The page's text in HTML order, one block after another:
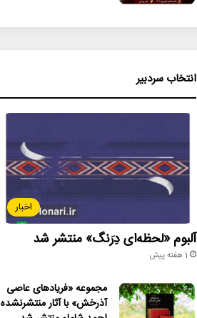
انتخاب سردبیر
اخبار
آلبوم «لحظه‌ای دِرَنگ» منتشر شد
1 هفته پیش
مجموعه «فریادهای عاصی
آذرخش» با آثار منتشرنشده